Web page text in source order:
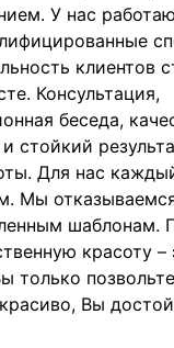
У нас
клиентов
Консультация,
беседа,
стойкий
Для нас
Мы
шаблонам.
красоту –
только
Вы